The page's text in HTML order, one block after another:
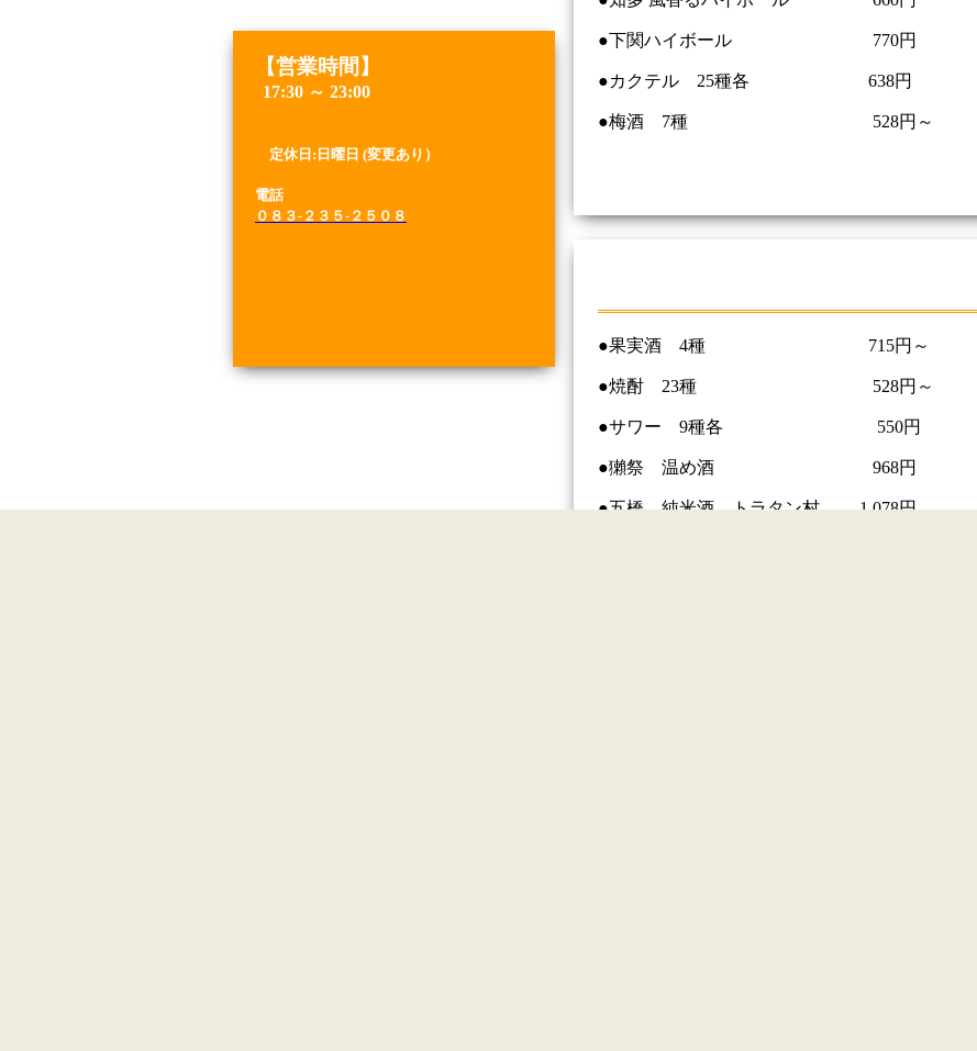
【営業時間】
17:30 ～ 23:00
定休日:日 曜日 (変更あり）
電話
０８３-２３５-２５０８
●下関ハイボール 770円
●カクテル 25種各 638円
●梅酒 7種 528円～
●果実酒 4種 715円～
●焼酎 23種 528円～
●サワー 9種各 550円
●獺祭 温め酒 968円
●五橋 純米酒 トラタン村 1,078円